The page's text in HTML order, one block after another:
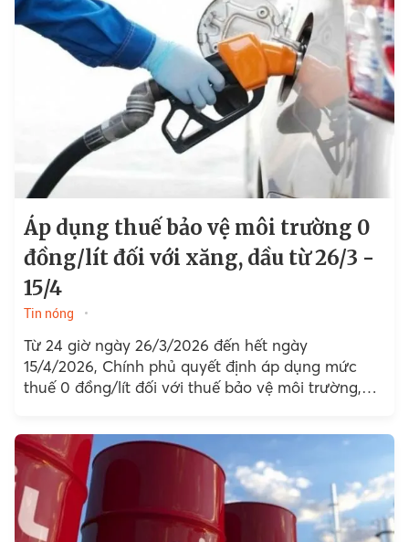
Áp dụng thuế bảo vệ môi trường 0
đồng/lít đối với xăng, dầu từ 26/3 -
15/4
Tin nóng
Từ 24 giờ ngày 26/3/2026 đến hết ngày
15/4/2026, Chính phủ quyết định áp dụng mức
thuế 0 đồng/lít đối với thuế bảo vệ môi trường,